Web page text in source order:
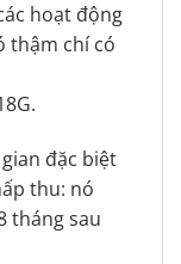
hoạt động
thậm chí có
đặc biệt
thu: nó
tháng sau